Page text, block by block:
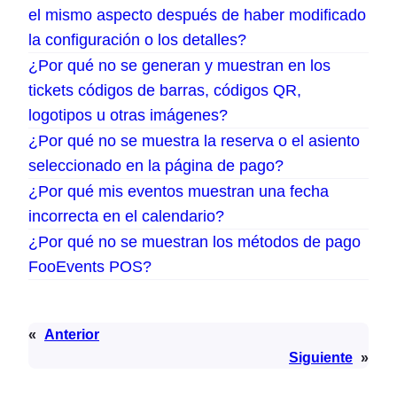
el mismo aspecto después de haber modificado
la configuración o los detalles?
¿Por qué no se generan y muestran en los
tickets códigos de barras, códigos QR,
logotipos u otras imágenes?
¿Por qué no se muestra la reserva o el asiento
seleccionado en la página de pago?
¿Por qué mis eventos muestran una fecha
incorrecta en el calendario?
¿Por qué no se muestran los métodos de pago
FooEvents POS?
«
Anterior
Siguiente »